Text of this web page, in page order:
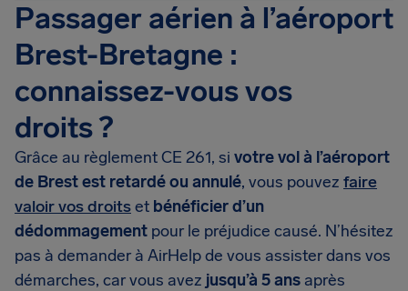
Passager aérien à l’aéroport
Brest-Bretagne :
connaissez-vous vos
droits ?
Grâce au règlement CE 261, si votre vol à l’aéroport
de Brest est retardé ou annulé, vous pouvez faire
valoir vos droitset bénéficier d’un
dédommagement pour le préjudice causé. N’hésitez
pas à demander à AirHelp de vous assister dans vos
démarches, car vous avez jusqu’à 5 ans après